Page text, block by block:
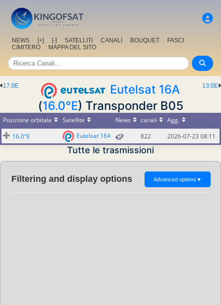
NEWS [+] [-] SATELLITI CANALI BOUQUET
FASCI
CIMITERO
MAPPA DEL SITO
13.0E
17.0E
Eutelsat 16A
(16.0°E) Transponder B05
Posizione orbitale Satellite News canali
Agg.
16.0°E
Eutelsat 16A 822 2026-07-23 08:11
Tutte le trasmissioni
Filtering and display options Advanced options ▼